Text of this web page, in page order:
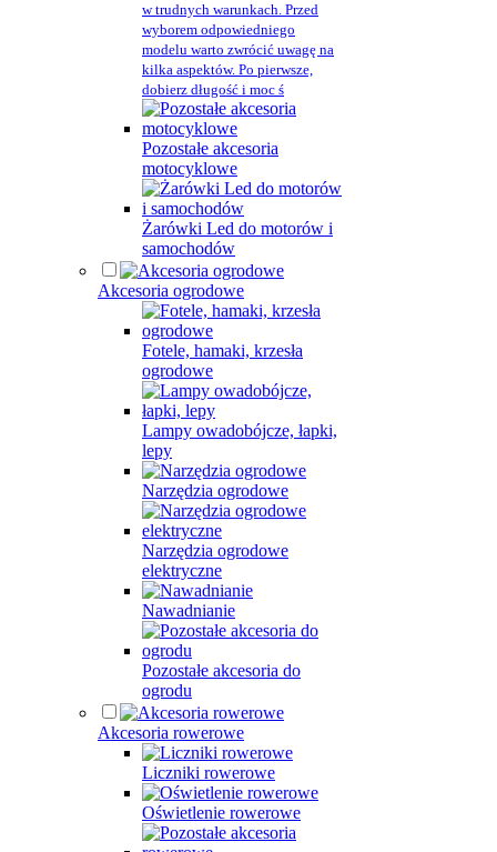
w trudnych warunkach. Przed
wyborem odpowiedniego
modelu warto zwrócić uwagę na
kilka aspektów. Po pierwsze,
dobierz długość i moc ś
Pozostałe akcesoria
motocyklowe
Żarówki Led do motorów i
samochodów
Akcesoria ogrodowe
Fotele, hamaki, krzesła
ogrodowe
Lampy owadobójcze, łapki,
lepy
Narzędzia ogrodowe
Narzędzia ogrodowe
elektryczne
Nawadnianie
Pozostałe akcesoria do
ogrodu
Akcesoria rowerowe
Liczniki rowerowe
Oświetlenie rowerowe